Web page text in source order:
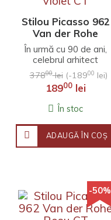
Stilou Picasso 962
Van der Rohe
Violet CT
În urmă cu 90 de ani,
celebrul arhitect
Ludwig Mies van der
Rohe a propus
conceptul de design
„Less ..
37800lei (-18900 lei)
18900lei
În stoc
ADAUGĂ ÎN COŞ
-50%